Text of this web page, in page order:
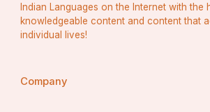
Indian Languages on the Internet with the
knowledgeable content and content that
individual lives!
Company